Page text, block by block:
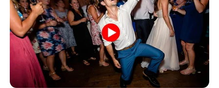
TIROTEO EN BOGOTÁ
Tiroteo causó pánico en
plena carrera 15 del norte
de Bogotá; vigilante habría
disparado a presuntos